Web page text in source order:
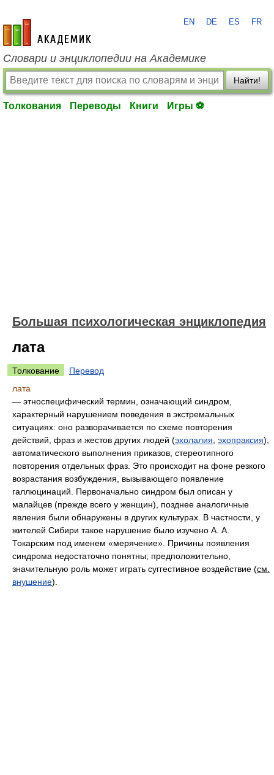
academic.ru
EN DE ES FR
Словари и энциклопедии на Академике
Найти!
Толкования Переводы Книги Игры ⚽
Большая психологическая энциклопедия
лата
Толкование
Перевод
лата
— этноспецифический термин, означающий синдром,
характерный нарушением поведения в экстремальных
ситуациях: оно разворачивается по схеме повторения
действий, фраз и жестов других людей (эхолалия эхопраксия),
автоматического выполнения приказов, стереотипного
повторения отдельных фраз. Это происходит на фоне резкого
возрастания возбуждения, вызывающего появление
галлюцинаций. Первоначально синдром был описан у
малайцев (прежде всего у женщин), позднее аналогичные
явления были обнаружены в других культурах. В частности, у
жителей Сибири такое нарушение было изучено А. А.
Токарским под именем «мерячение». Причины появления
синдрома недостаточно понятны; предположительно,
значительную роль может играть суггестивное воздействие (см.
внушение).